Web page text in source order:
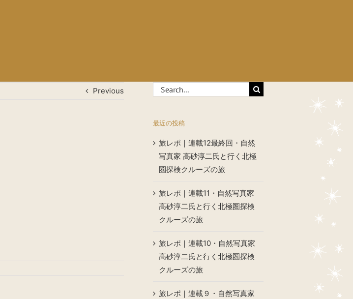
Previous
Search
for:
最近の投稿
旅レポ｜連載12最終回・自然
写真家 高砂淳二氏と行く北極
圏探検クルーズの旅
旅レポ｜連載11・自然写真家
高砂淳二氏と行く北極圏探検
クルーズの旅
旅レポ｜連載10・自然写真家
高砂淳二氏と行く北極圏探検
クルーズの旅
旅レポ｜連載９・自然写真家